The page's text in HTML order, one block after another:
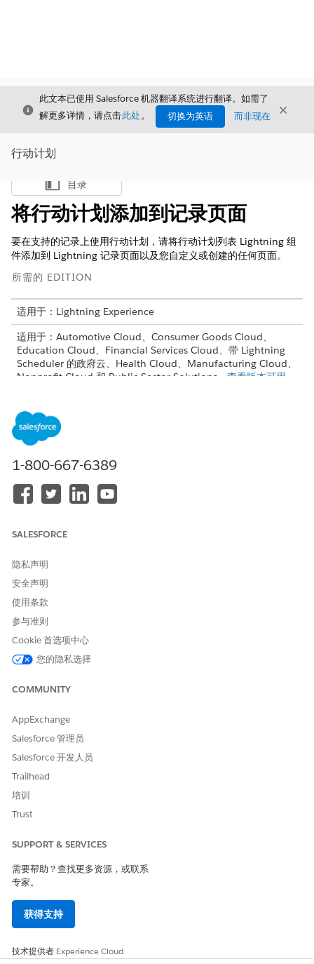
关闭
此文本已使用 Salesforce 机器翻译系统进行翻译。如需了
解更多详情，请点击此处。 切换为英语 而非现在 关闭
行动计划
显示目录
目录
将行动计划添加到记录页面
要在支持的记录上使用行动计划，请将行动计划列表 Lightning 组
件添加到 Lightning 记录页面以及您自定义或创建的任何页面。
所需的 EDITION
适用于：Lightning Experience
适用于：Automotive Cloud、Consumer Goods Cloud、
Education Cloud、Financial Services Cloud、带 Lightning
Scheduler 的政府云、Health Cloud、Manufacturing Cloud、
Nonprofit Cloud 和 Public Sector Solutions。 查看版本可用
行动计划支持客户、市场活动、个案、联系人、合同、财务客户、
潜在客户或业务机会对象。您还可以为已启用活动的自定义对象创
建行动计划模板。
根据行动计划支持的任何对象修改 Lightning 记录页面。例如，在
Financial Services Cloud 的这些页面中：
客户记录页面
银行业务联系人页面
银行家庭页面 - 两列
银行个人页面 - 一列
复制您想要修改的 Lightning 页面，并查找这些页面的任何复
对于每个页面：
为行动计划列表添加自定义选项卡，并将其命名为行动计
在组件选项板中，选择
保存页面。
使用复制和更新的页面替换默认页面。
另请参阅：
Salesforce 帮助：Lightning 页面
请与我们共享您的想法，以便我们进行改进！
1-800-667-6389
SALESFORCE
隐私声明
安全声明
使用条款
参与准则
Cookie 首选项中心
您的隐私选择
COMMUNITY
AppExchange
Salesforce 管理员
Salesforce 开发人员
Trailhead
培训
Trust
SUPPORT & SERVICES
需要帮助？查找更多资源，或联系
专家。
获得支持
技术提供者 Experience Cloud